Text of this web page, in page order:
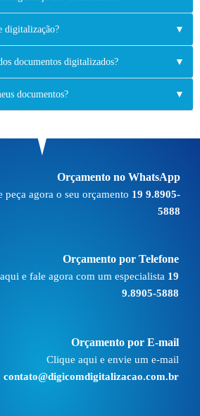
digitalização? ▼
documentos digitalizados? ▼
documentos? ▼
Orçamento no WhatsApp
peça agora o seu orçamento 19 9.8905-
5888
Orçamento por Telefone
e fale agora com um especialista 19
9.8905-5888
Orçamento por E-mail
Clique aqui e envie um e-mail
contato@digicomdigitalizacao.com.br